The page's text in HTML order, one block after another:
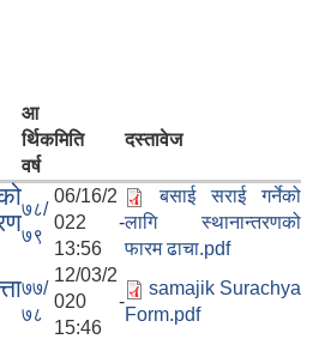
आ
र्थिक
वर्ष
मिति दस्तावेज
७८/
७९
06/16/2
022 -
13:56
बसाई सराई गर्नेको
लागि स्थानान्तरणको
फारम ढाचा.pdf
७७/
७८
12/03/2
020 -
15:46
samajik Surachya
Form.pdf